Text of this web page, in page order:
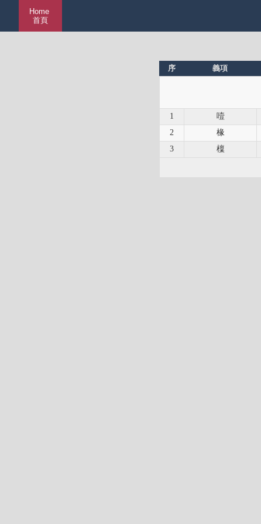
Home
首頁
序 義項
1 噎
2 椽
3 檁